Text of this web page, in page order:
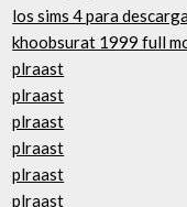
los sims 4 para
khoobsurat 1999 full
plraast
plraast
plraast
plraast
plraast
plraast